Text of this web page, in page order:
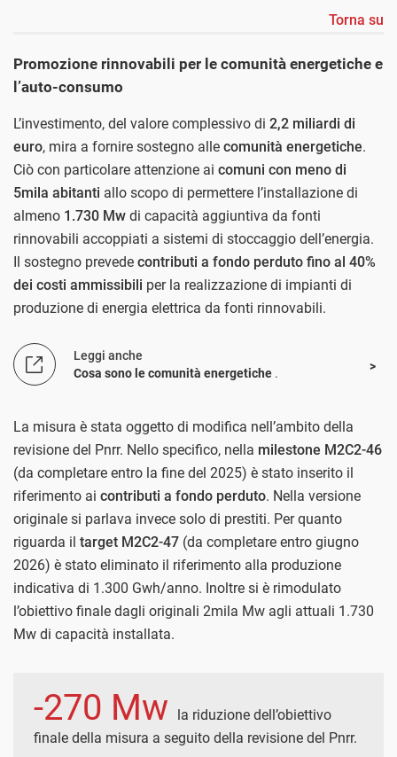
Torna su
Promozione rinnovabili per le comunità energetiche e
l’auto-consumo
L’investimento, del valore complessivo di 2,2 miliardi di
euro, mira a fornire sostegno alle comunità energetiche.
Ciò con particolare attenzione ai comuni con meno di
5mila abitanti allo scopo di permettere l’installazione di
almeno 1.730 Mw di capacità aggiuntiva da fonti
rinnovabili accoppiati a sistemi di stoccaggio dell’energia.
Il sostegno prevede contributi a fondo perduto fino al 40%
dei costi ammissibili per la realizzazione di impianti di
produzione di energia elettrica da fonti rinnovabili.
Leggi anche
Cosa sono le comunità energetiche .
La misura è stata oggetto di modifica nell’ambito della
revisione del Pnrr. Nello specifico, nella milestone M2C2-46
(da completare entro la fine del 2025) è stato inserito il
riferimento ai contributi a fondo perduto. Nella versione
originale si parlava invece solo di prestiti. Per quanto
riguarda il target M2C2-47 (da completare entro giugno
2026) è stato eliminato il riferimento alla produzione
indicativa di 1.300 Gwh/anno. Inoltre si è rimodulato
l’obiettivo finale dagli originali 2mila Mw agli attuali 1.730
Mw di capacità installata.
-270 Mw
la riduzione dell’obiettivo
finale della misura a seguito della revisione del Pnrr.